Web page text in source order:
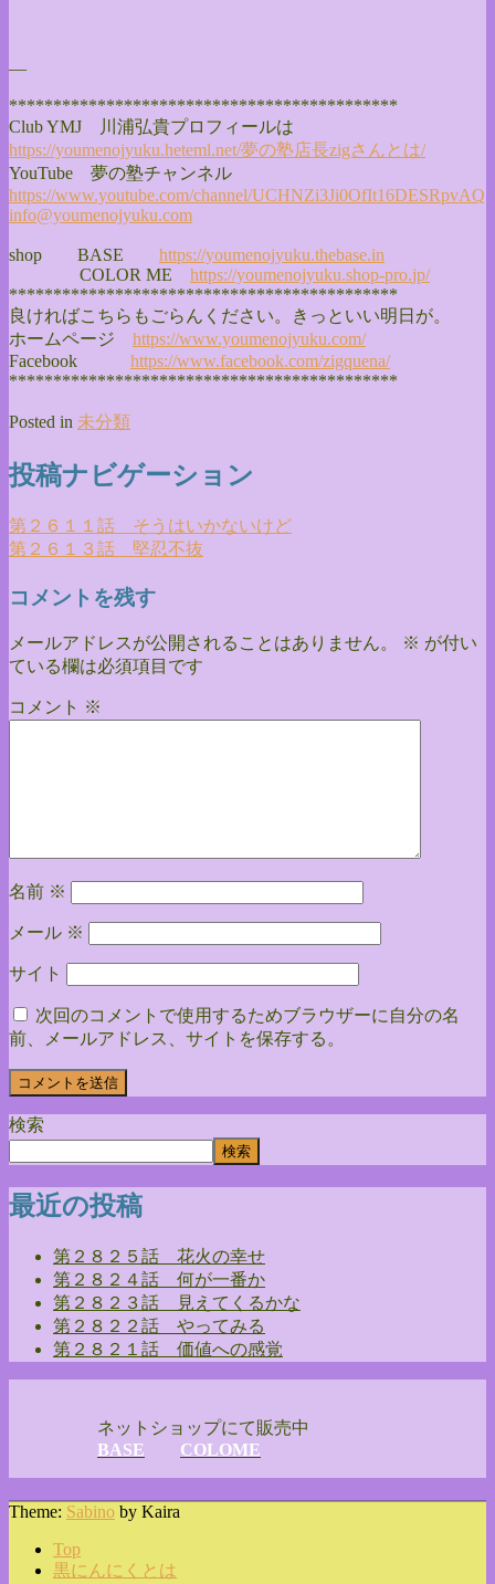
—
********************************************
Club YMJ 川浦弘貴プロフィールは
https://youmenojyuku.heteml.net/夢の塾店長zigさんとは/
YouTube 夢の塾チャンネル
https://www.youtube.com/channel/UCHNZi3Ji0OfIt16DESRpvAQ
info@youmenojyuku.com
shop BASE https://youmenojyuku.thebase.in
COLOR ME https://youmenojyuku.shop-pro.jp/
********************************************
良ければこちらもごらんください。きっといい明日が。
ホームページ https://www.youmenojyuku.com/
Facebook https://www.facebook.com/zigquena/
********************************************
Posted in 未分類
投稿ナビゲーション
第２６１１話 そうはいかないけど
第２６１３話 堅忍不抜
コメントを残す
メールアドレスが公開されることはありません。 ※ が付い
ている欄は必須項目です
コメント ※
名前 ※
メール ※
サイト
次回のコメントで使用するためブラウザーに自分の名
前、メールアドレス、サイトを保存する。
検索
検索
最近の投稿
第２８２５話 花火の幸せ
第２８２４話 何が一番か
第２８２３話 見えてくるかな
第２８２２話 やってみる
第２８２１話 価値への感覚
ネットショップにて販売中
BASE
COLOME
Theme: Sabino by Kaira
Top
黒にんにくとは